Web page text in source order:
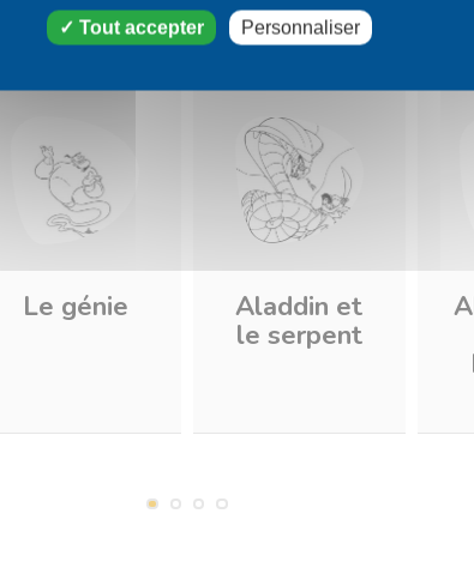
dessin Aladdin
Le génie
Aladdin et
le serpent
Tout accepter Personnaliser